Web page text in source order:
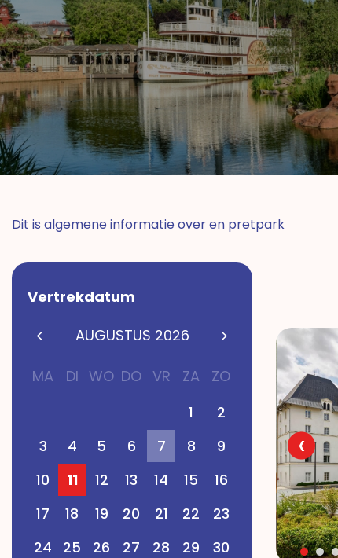
Dit is algemene informatie over en pretpark
Vertrekdatum
AUGUSTUS 2026
MA DI WO DO VR ZA
ZO
1
2
3
4 5 6 7 8
9
10
11 12 13 14 15
16
17
18 19 20 21 22
23
24
25 26 27 28 29
30
‹